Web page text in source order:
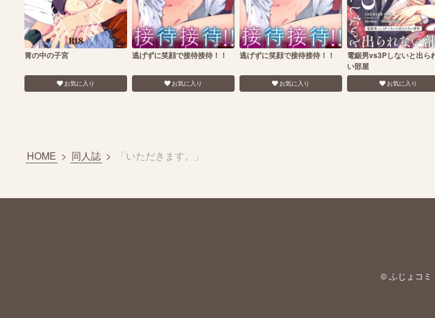
胃の中の子宮
お気に入り
逃げずに笑顔で接待接待！！
お気に入り
逃げずに笑顔で接待接待！！
お気に入り
電鋸男vs3Pしないと出ら
い部屋
お気に入り
HOME > 同人誌 > 「いただきます。」
© ふじょコミ